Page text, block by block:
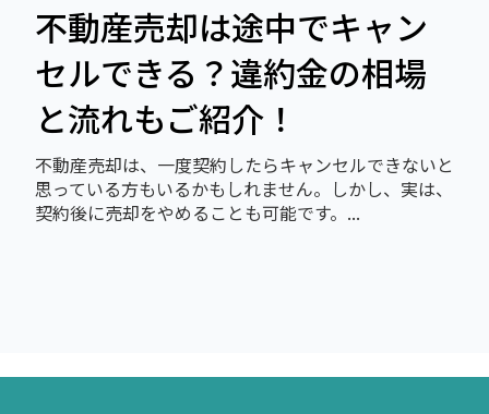
不動産売却は途中でキャン
セルできる？違約金の相場
と流れもご紹介！
不動産売却は、一度契約したらキャンセルできないと
思っている方もいるかもしれません。しかし、実は、
契約後に売却をやめることも可能です。...